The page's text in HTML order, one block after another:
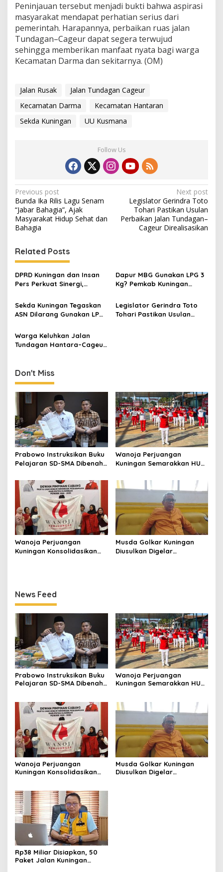
Peninjauan tersebut menjadi bukti bahwa aspirasi
masyarakat mendapat perhatian serius dari
pemerintah. Harapannya, perbaikan ruas jalan
Tundagan–Cageur dapat segera terwujud
sehingga memberikan manfaat nyata bagi warga
Kecamatan Darma dan sekitarnya. (OM)
Jalan Rusak
Jalan Tundagan Cageur
Kecamatan Darma
Kecamatan Hantaran
Sekda Kuningan
UU Kusmana
Follow Us
Post
navigation
Previous post
Bunda Ika Rilis Lagu Senam
“Jabar Bahagia”, Ajak
Masyarakat Hidup Sehat dan
Bahagia
Next post
Legislator Gerindra Toto
Tohari Pastikan Usulan
Perbaikan Jalan Tundagan–
Cageur Direalisasikan
Related Posts
DPRD Kuningan dan Insan
Pers Perkuat Sinergi,
Lebih Terbuka
Dapur MBG Gunakan LPG 3
Kg? Pemkab Kuningan
Laporkan
Sekda Kuningan Tegaskan
ASN Dilarang Gunakan LPG
Sasaran
Legislator Gerindra Toto
Tohari Pastikan Usulan
Warga Keluhkan Jalan
Tundagan Hantara–Cageur
Don't Miss
Prabowo Instruksikan Buku
Pelajaran SD-SMA Dibenahi,
sebagai Referensi
Wanoja Perjuangan
Kuningan Semarakkan HUT
Perempuan Harus Sehat
dan Berdaya
Wanoja Perjuangan
Kuningan Konsolidasikan
Musda Golkar Kuningan
Diusulkan Digelar
News Feed
Prabowo Instruksikan Buku
Pelajaran SD-SMA Dibenahi,
Wanoja Perjuangan
Kuningan Semarakkan HUT
dan Berdaya
Wanoja Perjuangan
Kuningan Konsolidasikan
Muda
Musda Golkar Kuningan
Diusulkan Digelar
Rp38 Miliar Disiapkan, 50
Paket Jalan Kuningan